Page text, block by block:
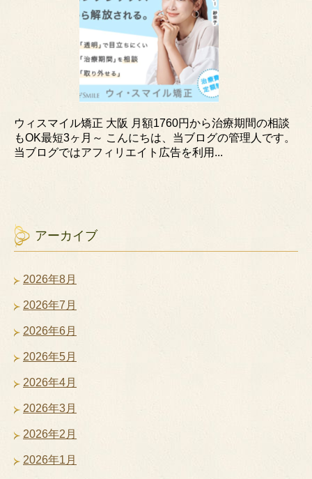
ウィスマイル矯正 大阪 月額1760円から治療期間の相談
もOK最短3ヶ月～ こんにちは、当ブログの管理人です。
当ブログではアフィリエイト広告を利用...
アーカイブ
2026年8月
2026年7月
2026年6月
2026年5月
2026年4月
2026年3月
2026年2月
2026年1月